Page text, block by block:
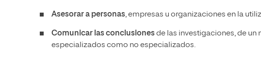
Asesorar a personas, empresas u organizaciones en la
Comunicar las conclusionesde las investigaciones, de
especializados como no especializados.